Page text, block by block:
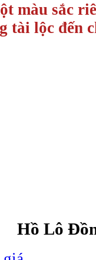
màu sắc
tài lộc đến
Hồ Lô